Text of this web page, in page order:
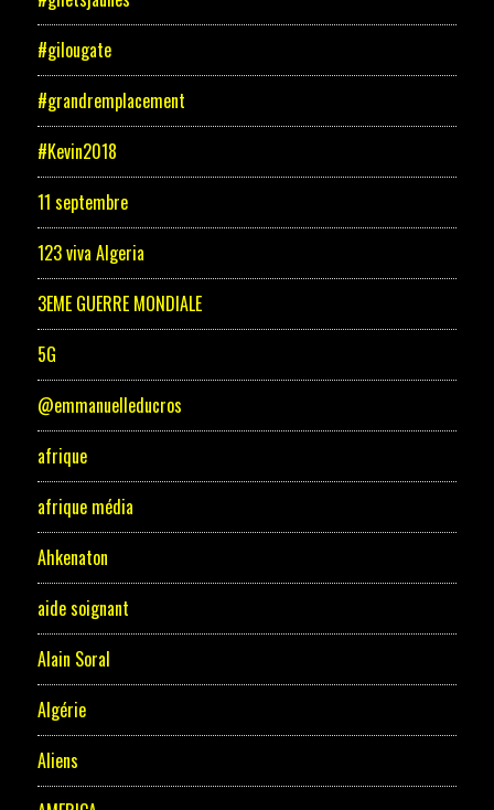
#gilougate
#grandremplacement
#Kevin2018
11 septembre
123 viva Algeria
3EME GUERRE MONDIALE
5G
@emmanuelleducros
afrique
afrique média
Ahkenaton
aide soignant
Alain Soral
Algérie
Aliens